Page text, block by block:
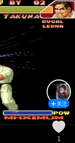
关注
1